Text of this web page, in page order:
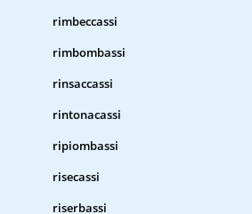
rimbeccassi
rimbombassi
rinsaccassi
rintonacassi
ripiombassi
risecassi
riserbassi